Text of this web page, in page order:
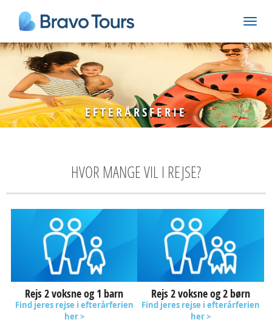
EFTERÅRSFERIE
HVOR MANGE VIL I REJSE?
Rejs 2 voksne og 1 barn
Find jeres rejse i efterårferien
her >
Rejs 2 voksne og 2 børn
Find jeres rejse i efterårferien
her >